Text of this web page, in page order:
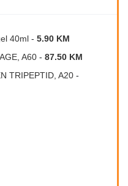
40ml - 5.90 KM
A60 - 87.50 KM
TRIPEPTID, A20 -